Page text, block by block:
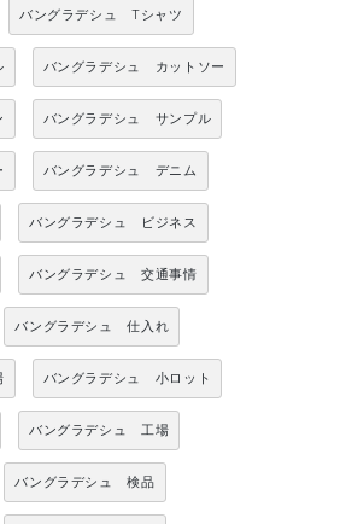
バングラデシュ Tシャツ
バングラデシュ カットソー
バングラデシュ サンプル
バングラデシュ デニム
バングラデシュ ビジネス
バングラデシュ 交通事情
バングラデシュ 仕入れ
バングラデシュ 小ロット
バングラデシュ 工場
バングラデシュ 検品